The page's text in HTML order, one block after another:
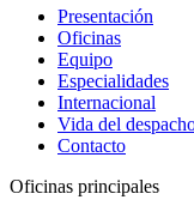
Presentación
Oficinas
Equipo
Especialidades
Internacional
Vida del
Contacto
Oficinas principales